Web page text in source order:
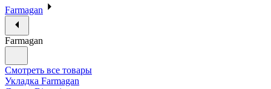
Farmagan
Farmagan
Смотреть все товары
Укладка Farmagan